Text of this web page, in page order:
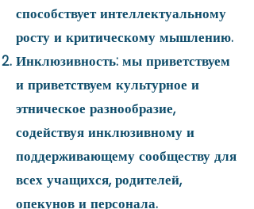
способствует интеллектуальному
росту и критическому мышлению.
Инклюзивность: мы приветствуем
и приветствуем культурное и
этническое разнообразие,
содействуя инклюзивному и
поддерживающему сообществу для
всех учащихся, родителей,
опекунов и персонала.